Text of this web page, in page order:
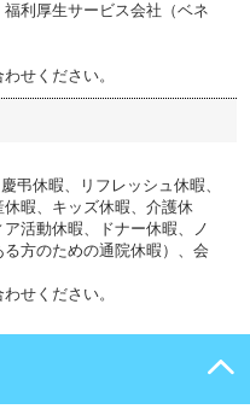
利厚生サービス会社（ベネ
せください。
弔休暇、リフレッシュ休暇、
暇、キッズ休暇、介護休
活動休暇、ドナー休暇、ノ
方のための通院休暇）、会
せください。